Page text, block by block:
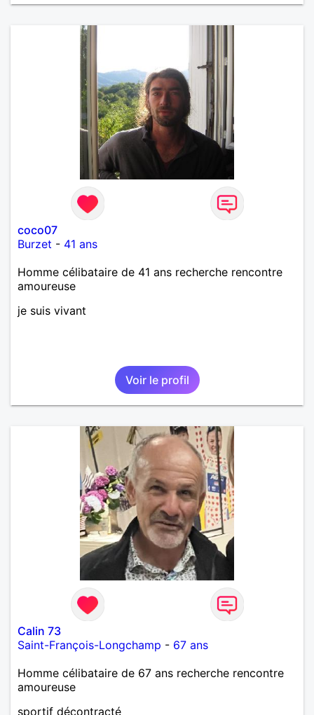
coco07
Burzet - 41 ans
Homme célibataire de 41 ans recherche rencontre
amoureuse
je suis vivant
Voir le profil
Calin 73
Saint-François-Longchamp - 67 ans
Homme célibataire de 67 ans recherche rencontre
amoureuse
sportif décontracté